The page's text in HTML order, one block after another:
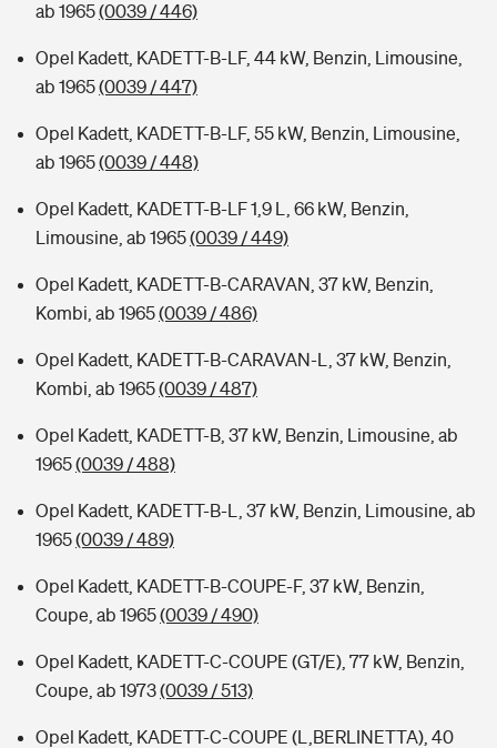
ab 1965(0039 / 446)
Opel Kadett, KADETT-B-LF, 44 kW, Benzin, Limousine,
ab 1965(0039 / 447)
Opel Kadett, KADETT-B-LF, 55 kW, Benzin, Limousine,
ab 1965(0039 / 448)
Opel Kadett, KADETT-B-LF 1,9 L, 66 kW, Benzin,
Limousine, ab 1965(0039 / 449)
Opel Kadett, KADETT-B-CARAVAN, 37 kW, Benzin,
Kombi, ab 1965(0039 / 486)
Opel Kadett, KADETT-B-CARAVAN-L, 37 kW, Benzin,
Kombi, ab 1965(0039 / 487)
Opel Kadett, KADETT-B, 37 kW, Benzin, Limousine, ab
1965(0039 / 488)
Opel Kadett, KADETT-B-L, 37 kW, Benzin, Limousine, ab
1965(0039 / 489)
Opel Kadett, KADETT-B-COUPE-F, 37 kW, Benzin,
Coupe, ab 1965(0039 / 490)
Opel Kadett, KADETT-C-COUPE (GT/E), 77 kW, Benzin,
Coupe, ab 1973(0039 / 513)
Opel Kadett, KADETT-C-COUPE (L,BERLINETTA), 40